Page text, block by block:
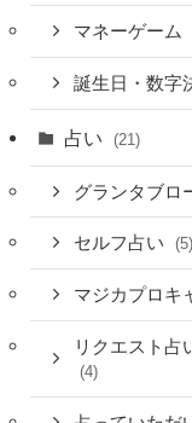
マネーゲーム
誕生日・数字
占い (21)
グランタブロ
セルフ占い (5)
マジカプロキ
リクエスト占
(4)